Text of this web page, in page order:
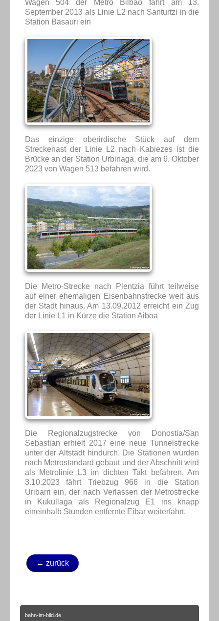
Wagen 504 der Metro Bilbao fährt am 13.
September 2013 als Linie L2 nach Santurtzi in die
Station Basauri ein
Das einzige oberirdische Stück auf dem
Streckenast der Linie L2 nach Kabiezes ist die
Brücke an der Station Urbinaga, die am 6. Oktober
2023 von Wagen 513 befahren wird.
Die Metro-Strecke nach Plentzia führt teilweise
auf einer ehemaligen Eisenbahnstrecke weit aus
der Stadt hinaus. Am 13.09.2012 erreicht ein Zug
der Linie L1 in Kürze die Station Aiboa
Die Regionalzugstrecke von Donostia/San
Sebastian erhielt 2017 eine neue Tunnelstrecke
unter der Altstadt hindurch. Die Stationen wurden
nach Metrostandard gebaut und der Abschnitt wird
als Metrolinie L3 im dichten Takt befahren. Am
3.10.2023 fährt Triebzug 966 in die Station
Uribarri ein, der nach Verlassen der Metrostrecke
in Kukullaga als Regionalzug E1 ins knapp
eineinhalb Stunden entfernte Eibar weiterfährt.
← zurück
bahn-im-bild.de